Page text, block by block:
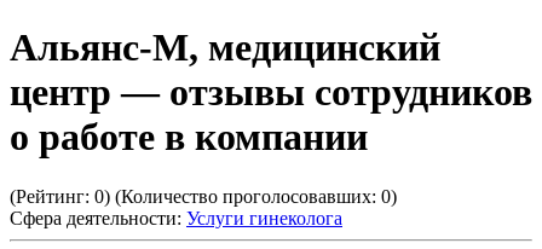
Альянс-М, медицинский
центр — отзывы сотрудников
о работе в компании
(Рейтинг: 0) (Количество проголосовавших: 0)
Сфера деятельности: Услуги гинеколога